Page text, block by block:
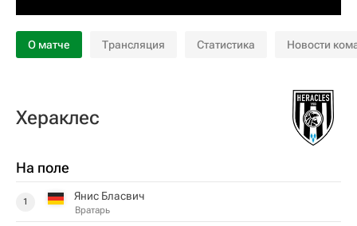
О матче Трансляция Статистика Новости
Хераклес
На поле
1 Янис Бласвич
Вратарь